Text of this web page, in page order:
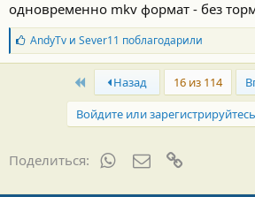
одновременно mkv формат - без
Б
л
а
о
AndyTvи Sever11 поблагодарили
First Назад 16 из 114
Войдите или
Поделиться: WhatsAppЭлектронная